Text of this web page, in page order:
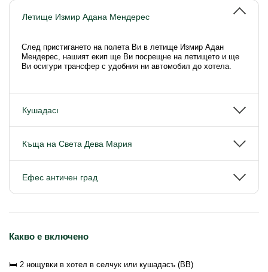
Летище Измир Адана Мендерес
След пристигането на полета Ви в летище Измир Адан
Мендерес, нашият екип ще Ви посрещне на летището и ще
Ви осигури трансфер с удобния ни автомобил до хотела.
Кушадасı
Къща на Света Дева Мария
Ефес античен град
Какво е включено
🛏️ 2 нощувки в хотел в селчук или кушадасъ (BB)